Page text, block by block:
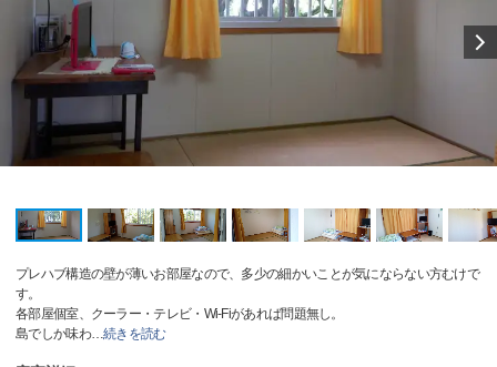
プレハブ構造の壁が薄いお部屋なので、多少の細かいことが気にならない方むけで
す。
各部屋個室、クーラー・テレビ・Wi-Fiがあれば問題無し。
島でしか味わ…続きを読む